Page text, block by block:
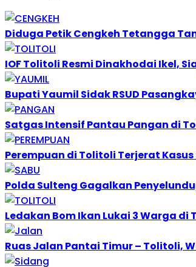
Diduga Petik Cengkeh Tetangga
IOF Tolitoli Resmi Dinakhodai Ikel,
Bupati Yaumil Sidak RSUD
Satgas Intensif Pantau Pangan di
Perempuan di Tolitoli Terjerat
Polda Sulteng Gagalkan
Ledakan Bom Ikan Lukai 3 Warga
Ruas Jalan Pantai Timur – Tolitoli,